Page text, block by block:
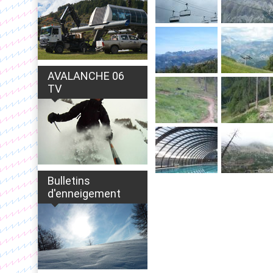
AVALANCHE 06
TV
Bulletins
d'enneigement